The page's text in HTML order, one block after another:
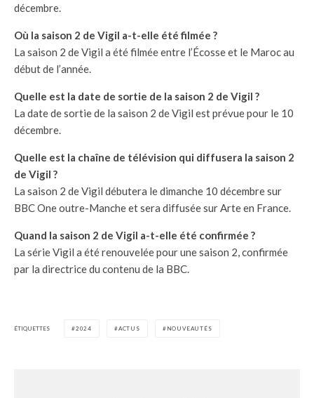
décembre.
Où la saison 2 de Vigil a-t-elle été filmée ?
La saison 2 de Vigil a été filmée entre l’Écosse et le Maroc au
début de l’année.
Quelle est la date de sortie de la saison 2 de Vigil ?
La date de sortie de la saison 2 de Vigil est prévue pour le 10
décembre.
Quelle est la chaîne de télévision qui diffusera la saison 2
de Vigil ?
La saison 2 de Vigil débutera le dimanche 10 décembre sur
BBC One outre-Manche et sera diffusée sur Arte en France.
Quand la saison 2 de Vigil a-t-elle été confirmée ?
La série Vigil a été renouvelée pour une saison 2, confirmée
par la directrice du contenu de la BBC.
ÉTIQUETTES 2024 ACTUS NOUVEAUTÉS